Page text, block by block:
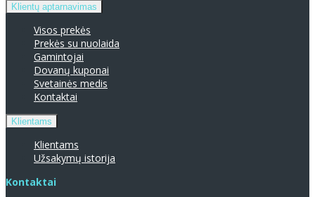
Klientų aptarnavimas
Visos prekės
Prekės su nuolaida
Gamintojai
Dovanų kuponai
Svetainės medis
Kontaktai
Klientams
Klientams
Užsakymų istorija
Kontaktai